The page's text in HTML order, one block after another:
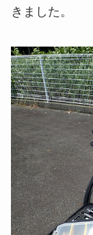
きました。